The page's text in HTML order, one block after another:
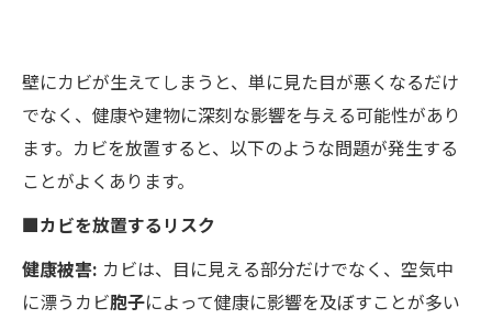
壁にカビが生えてしまうと、単に見た目が悪くなるだけ
でなく、健康や建物に深刻な影響を与える可能性があり
ます。カビを放置すると、以下のような問題が発生する
ことがよくあります。
■カビを放置するリスク
健康被害: カビは、目に見える部分だけでなく、空気中
に漂うカビ胞子によって健康に影響を及ぼすことが多い